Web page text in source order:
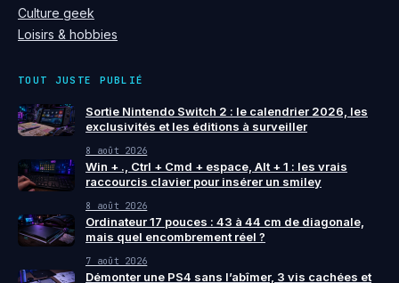
Culture geek
Loisirs & hobbies
TOUT JUSTE PUBLIÉ
Sortie Nintendo Switch 2 : le calendrier 2026, les
exclusivités et les éditions à surveiller
8 août 2026
Win + ., Ctrl + Cmd + espace, Alt + 1 : les vrais
raccourcis clavier pour insérer un smiley
8 août 2026
Ordinateur 17 pouces : 43 à 44 cm de diagonale,
mais quel encombrement réel ?
7 août 2026
Démonter une PS4 sans l’abîmer, 3 vis cachées et